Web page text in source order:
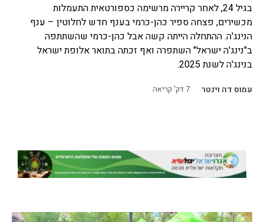
בגיל 24, לאחר קריירה מרשימה כספורטאית התעמלות
מכשירים, פצחה ספיר כהן-כרמי בענף חדש לחלוטין – ענף
הנינג'ה. ההתחלה הייתה קשה אבל כהן-כרמי שהשתתפה
ב"נינג'ה ישראל" השתפרה ואף זכתה בתואר אלופת ישראל
בנינג'ה לשנת 2025.
עמוס דה וינטר 7דק' קריאה